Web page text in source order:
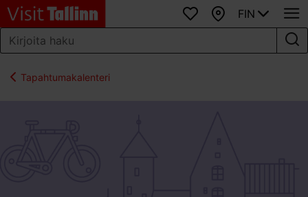
SuosikitKartta
FIN
Tapahtumakalenteri